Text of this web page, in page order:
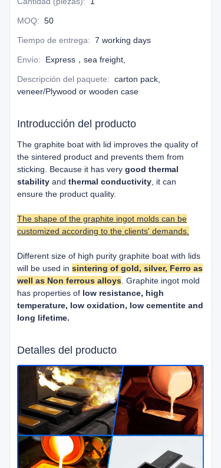
MOQ: 50
Tiempo de entrega: 7 working days
Envío: Express，sea freight,
Descripción del paquete: carton pack,
veneer/Plywood or wooden case
Introducción del producto
The graphite boat with lid improves the quality of
the sintered product and prevents them from
sticking. Because it has very good thermal
stability and thermal conductivity , it can
ensure the product quality.
The shape of the graphite ingot molds can be
customized according to the clients' demands.
Different size of high purity graphite boat with lids
will be used in sintering of gold, silver, Ferro as
well as Non ferrous alloys . Graphite ingot mold
has properties of low resistance, high
temperature, low oxidation, low cementite and
long lifetime.
Detalles del producto